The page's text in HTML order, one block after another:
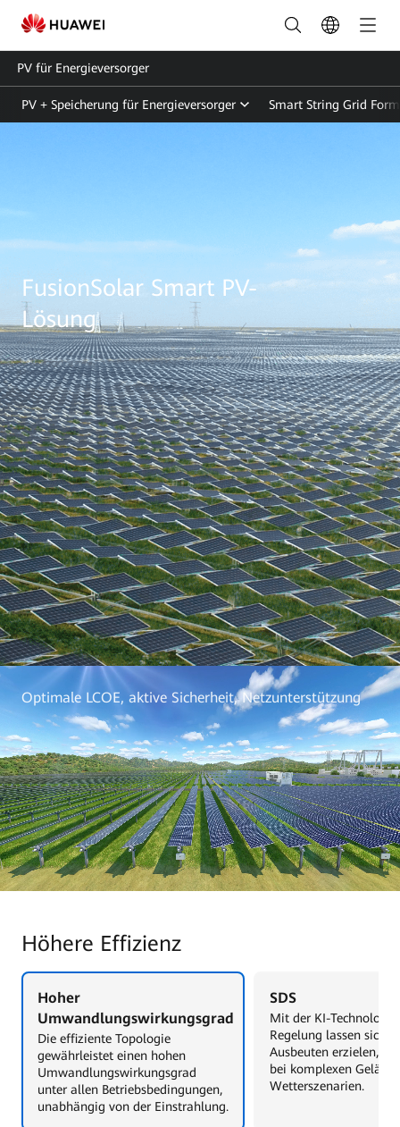
Utility
Scale
Smart
PV
FusionSolar
DE
PV für Energieversorger
PV + Speicherung für Energieversorger Smart String Grid
FusionSolar Smart PV-
Lösung
Optimale LCOE, aktive Sicherheit, Netzunterstützung
Höhere Effizienz
Hoher
Umwandlungswirkungsgrad
Die effiziente Topologie
gewährleistet einen hohen
Umwandlungswirkungsgrad
unter allen Betriebsbedingungen,
unabhängig von der Einstrahlung.
SDS
Mit der KI-
Regelung lassen sich
Ausbeuten erzielen,
bei komplexen
Wetterszenarien.